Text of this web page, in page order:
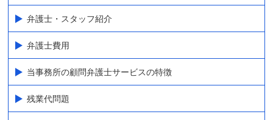
弁護士・スタッフ紹介
弁護士費用
当事務所の顧問弁護士サービスの特徴
残業代問題